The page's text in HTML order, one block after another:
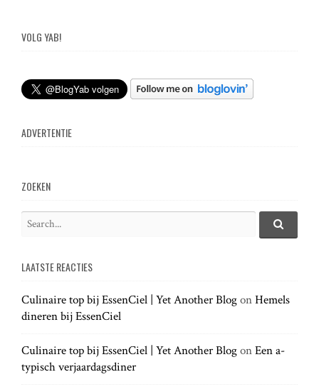
VOLG YAB!
ADVERTENTIE
ZOEKEN
r
h
f
r
:
h
LAATSTE REACTIES
Culinaire top bij EssenCiel | Yet Another BlogonHemels
dineren bij EssenCiel
Culinaire top bij EssenCiel | Yet Another BlogonEen a-
typisch verjaardagsdiner